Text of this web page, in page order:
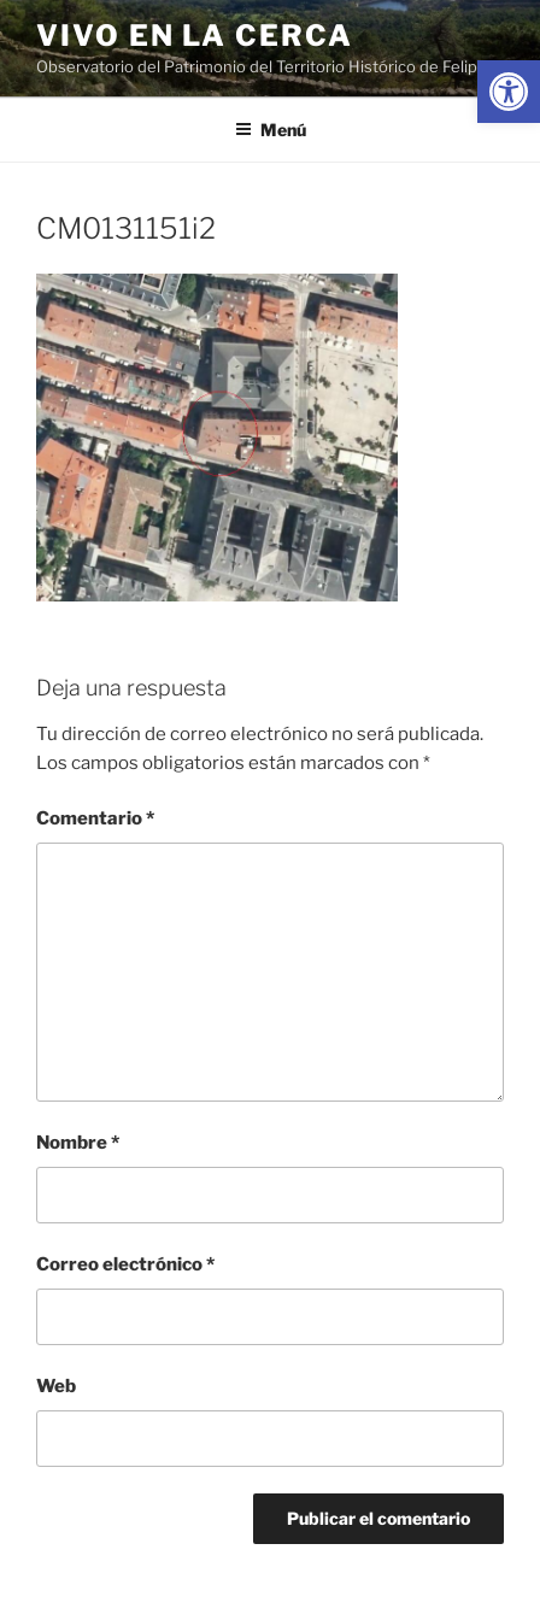
Abrir
Saltar
al
contenido
VIVO EN LA CERCA
Observatorio del Patrimonio del Territorio Histórico de Felipe II
Menú
CM0131151i2
Deja una respuesta
Tu dirección de correo electrónico no será publicada.
Los campos obligatorios están marcados con *
Comentario*
Nombre*
Correo electrónico*
Web